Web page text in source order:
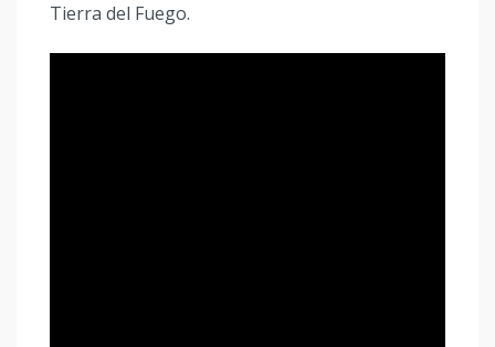
Tierra del Fuego.